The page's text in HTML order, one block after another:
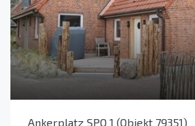
Ankerplatz SPO 1 (Objekt 79351)